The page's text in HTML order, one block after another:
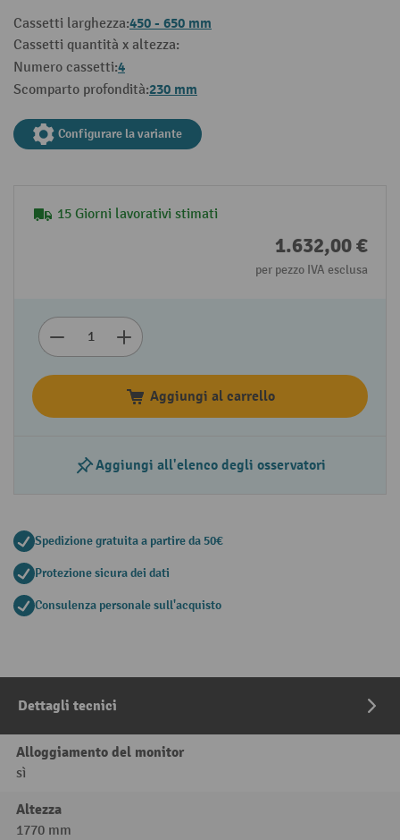
Cassetti larghezza:450 - 650 mm
Cassetti quantità x altezza:
Numero cassetti:4
Scomparto profondità:230 mm
Configurare la variante
15 Giorni lavorativi stimati
1.632,00 €
per pezzo IVA esclusa
Aggiungi al carrello
Aggiungi all'elenco degli osservatori
Spedizione gratuita a partire da 50€
Protezione sicura dei dati
Consulenza personale sull'acquisto
Dettagli tecnici
Alloggiamento del monitor
sì
Altezza
1770 mm